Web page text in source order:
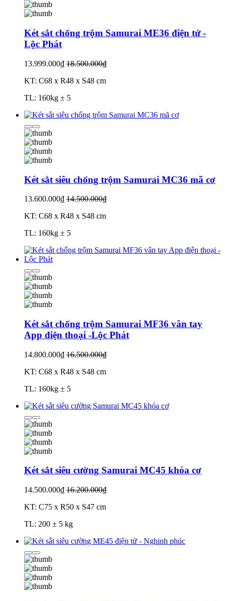
Két sắt chống trộm Samurai ME36 điện tử -
Lộc Phát
13.999.000₫ 18.500.000₫
KT: C68 x R48 x S48 cm
TL: 160kg ± 5
Két sắt siêu chống trộm Samurai MC36 mã cơ
13.600.000₫ 14.500.000₫
KT: C68 x R48 x S48 cm
TL: 160kg ± 5
Két sắt chống trộm Samurai MF36 vân tay
App điện thoại -Lộc Phát
14.800.000₫ 16.500.000₫
KT: C68 x R48 x S48 cm
TL: 160kg ± 5
Két sắt siêu cường Samurai MC45 khóa cơ
14.500.000₫ 16.200.000₫
KT: C75 x R50 x S47 cm
TL: 200 ± 5 kg